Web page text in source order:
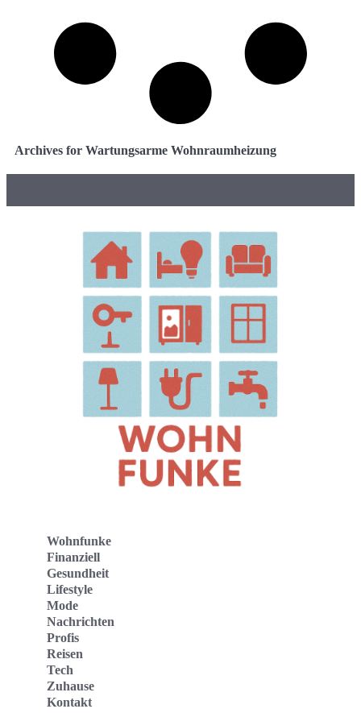
Archives for Wartungsarme Wohnraumheizung
Wohnfunke
Finanziell
Gesundheit
Lifestyle
Mode
Nachrichten
Profis
Reisen
Tech
Zuhause
Kontakt